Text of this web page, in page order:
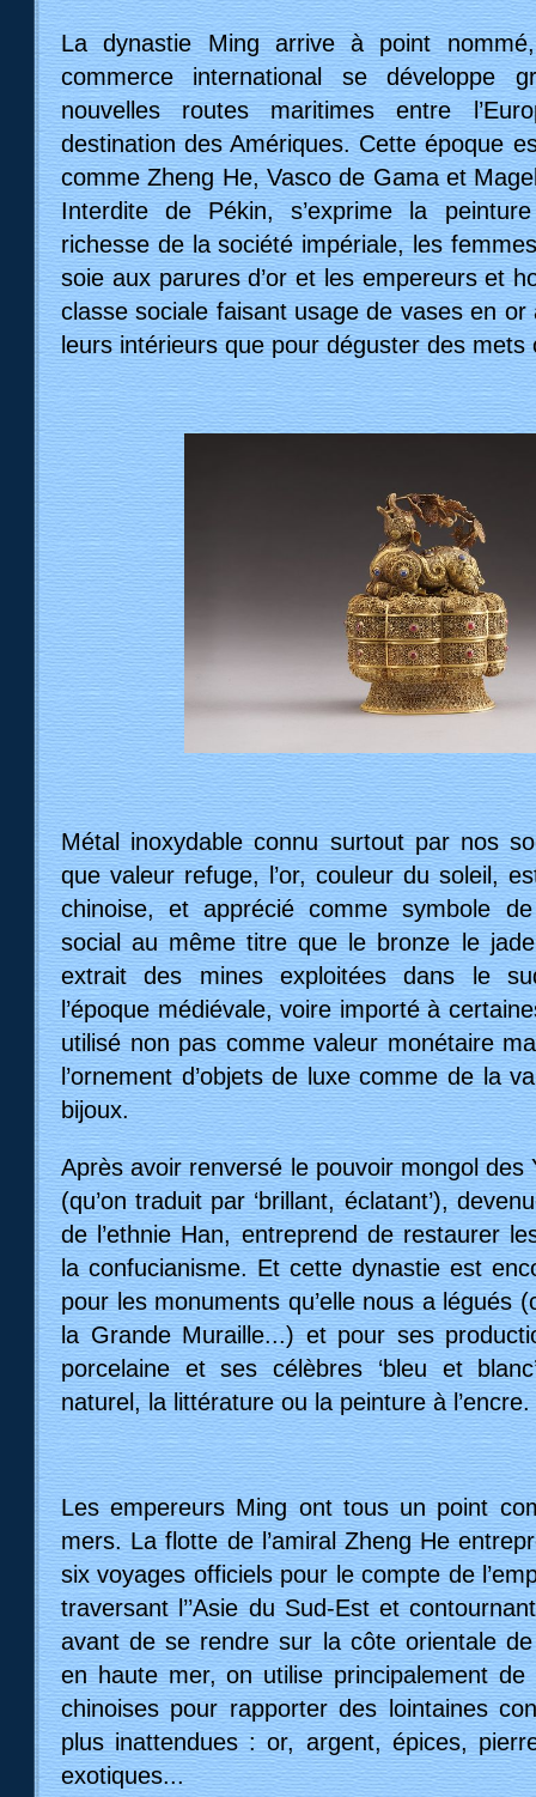
La dynastie Ming arrive à point
commerce international se développe
nouvelles routes maritimes entre
destination des Amériques. Cette époque
comme Zheng He, Vasco de Gama et
Interdite de Pékin, s’exprime la
richesse de la société impériale, les
soie aux parures d’or et les empereurs et
classe sociale faisant usage de vases en
leurs intérieurs que pour déguster des mets
Métal inoxydable connu surtout par nos
que valeur refuge, l’or, couleur du soleil,
chinoise, et apprécié comme symbole
social au même titre que le bronze le
extrait des mines exploitées dans le
l’époque médiévale, voire importé à
utilisé non pas comme valeur monétaire
l’ornement d’objets de luxe comme de la
bijoux.
Après avoir renversé le pouvoir mongol des
(qu’on traduit par ‘brillant, éclatant’),
de l’ethnie Han, entreprend de restaurer
la confucianisme. Et cette dynastie est
pour les monuments qu’elle nous a légués
la Grande Muraille...) et pour ses
porcelaine et ses célèbres ‘bleu et
naturel, la littérature ou la peinture à l’encre.
Les empereurs Ming ont tous un point
mers. La flotte de l’amiral Zheng He
six voyages officiels pour le compte de
traversant l’’Asie du Sud-Est et
avant de se rendre sur la côte orientale de
en haute mer, on utilise principalement de
chinoises pour rapporter des lointaines
plus inattendues : or, argent, épices,
exotiques...